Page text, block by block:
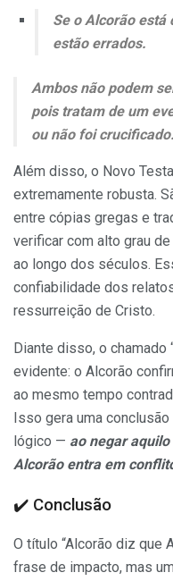
Se o Alcorão está
estão errados.
Ambos não podem
pois tratam de um
ou não foi
Além disso, o Novo
extremamente robusta.
entre cópias gregas e
verificar com alto grau
ao longo dos séculos.
confiabilidade dos
ressurreição de Cristo.
Diante disso, o chamado
evidente: o Alcorão
ao mesmo tempo
Isso gera uma
lógico — ao negar
Alcorão entra em
✔️ Conclusão
O título “Alcorão diz que
frase de impacto, mas